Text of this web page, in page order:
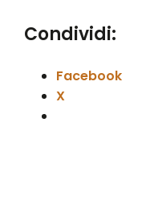
Condividi:
Facebook
X